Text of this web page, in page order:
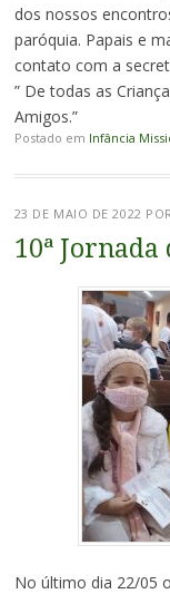
dos nossos
paróquia. Papais e
contato com a
” De todas as
Amigos.”
Postado em Infância
23 DE MAIO DE 2022
10ª Jornada
No último dia 22/05